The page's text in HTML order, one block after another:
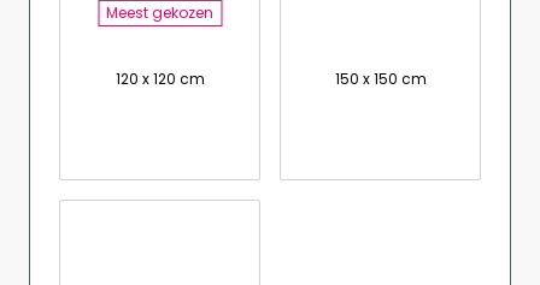
Meest gekozen
120 x 120 cm 150 x 150 cm